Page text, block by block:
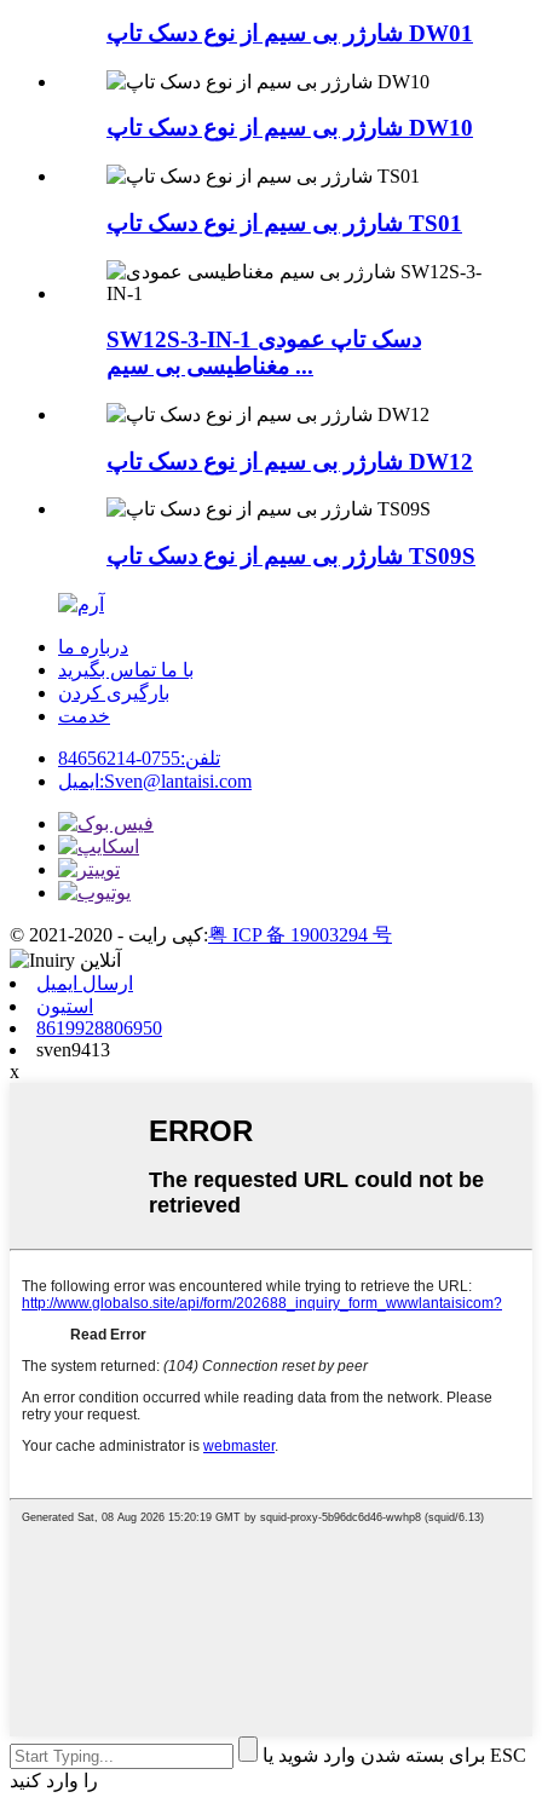
شارژر بی سیم از نوع دسک تاپ DW01
شارژر بی سیم از نوع دسک تاپ DW10
شارژر بی سیم از نوع دسک تاپ TS01
SW12S-3-IN-1 دسک تاپ عمودی
مغناطیسی بی سیم ...
شارژر بی سیم از نوع دسک تاپ DW12
شارژر بی سیم از نوع دسک تاپ TS09S
درباره ما
با ما تماس بگیرید
بارگیری کردن
خدمت
تلفن:0755-84656214
ایمیل:Sven@lantaisi.com
© کپی رایت - 2020-2021:粤 ICP 备 19003294 号
ارسال ایمیل
استیون
8619928806950
sven9413
x
برای بسته شدن وارد شوید یا ESC
را وارد کنید